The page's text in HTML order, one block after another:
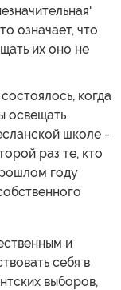
означает, что
их оно не
когда
освещать
школе -
раз те, кто
году
и
себя в
выборов,